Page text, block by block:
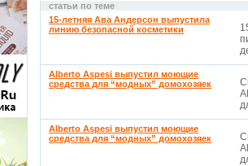
статьи по теме
15-летняя Ава Андерсон выпустила
линию безопасной косметики
Alberto Aspesi выпустил моющие
средства для “модных” домохозяек
Alberto Aspesi выпустил моющие
средства для “модных” домохозяек